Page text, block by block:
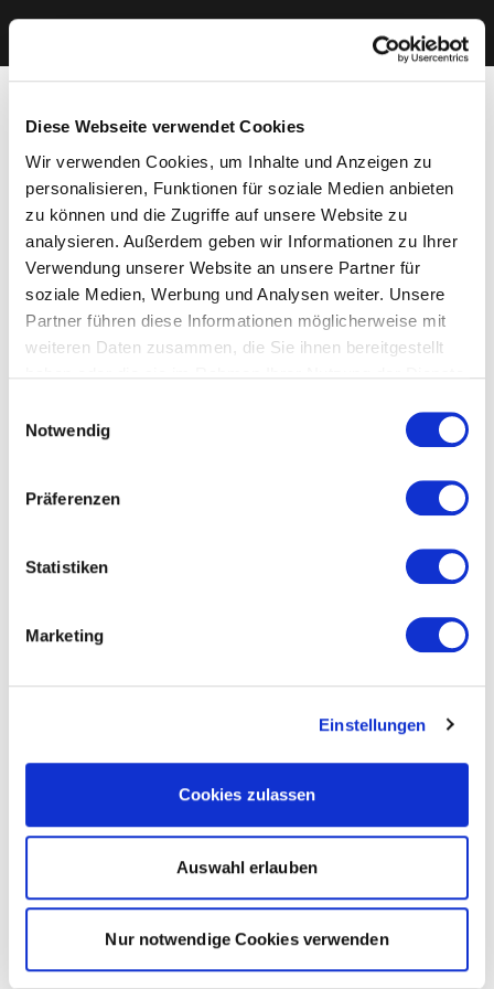
Diese Webseite verwendet Cookies
Wir verwenden Cookies, um Inhalte und Anzeigen zu
personalisieren, Funktionen für soziale Medien anbieten
zu können und die Zugriffe auf unsere Website zu
analysieren. Außerdem geben wir Informationen zu Ihrer
Verwendung unserer Website an unsere Partner für
soziale Medien, Werbung und Analysen weiter. Unsere
Partner führen diese Informationen möglicherweise mit
weiteren Daten zusammen, die Sie ihnen bereitgestellt
Cookies, wenn Sie unsere Webseite weiterhin nutzen.
Notwendig
Präferenzen
Statistiken
Marketing
Einstellungen
Cookies zulassen
Auswahl erlauben
Nur notwendige Cookies verwenden